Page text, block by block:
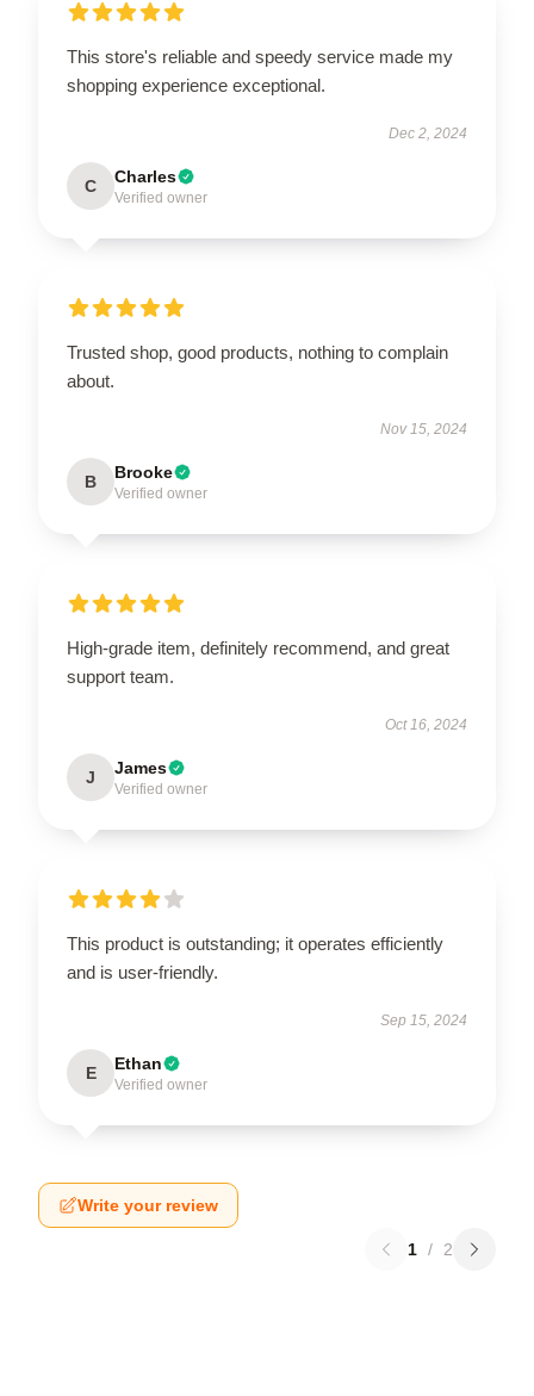
This store's reliable and speedy service made my
shopping experience exceptional.
Dec 2, 2024
C Charles
Verified owner
Trusted shop, good products, nothing to complain
about.
Nov 15, 2024
B Brooke
Verified owner
High-grade item, definitely recommend, and great
support team.
Oct 16, 2024
J James
Verified owner
This product is outstanding; it operates efficiently
and is user-friendly.
Sep 15, 2024
E Ethan
Verified owner
Write your review
1 / 2